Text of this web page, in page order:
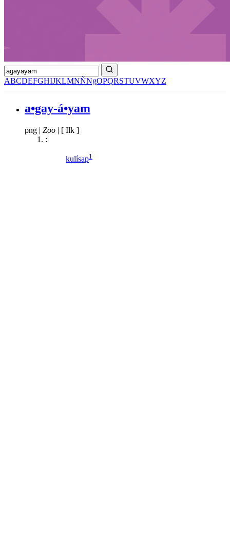
ABCDEFGHIJKLMNÑNgOPQRSTUVWXYZ
a•gay-á•yam
png | Zoo | [ Ilk ]
:
kulísap1